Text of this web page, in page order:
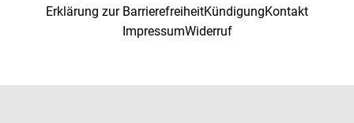
Erklärung zur BarrierefreiheitKündigungKontakt
ImpressumWiderruf